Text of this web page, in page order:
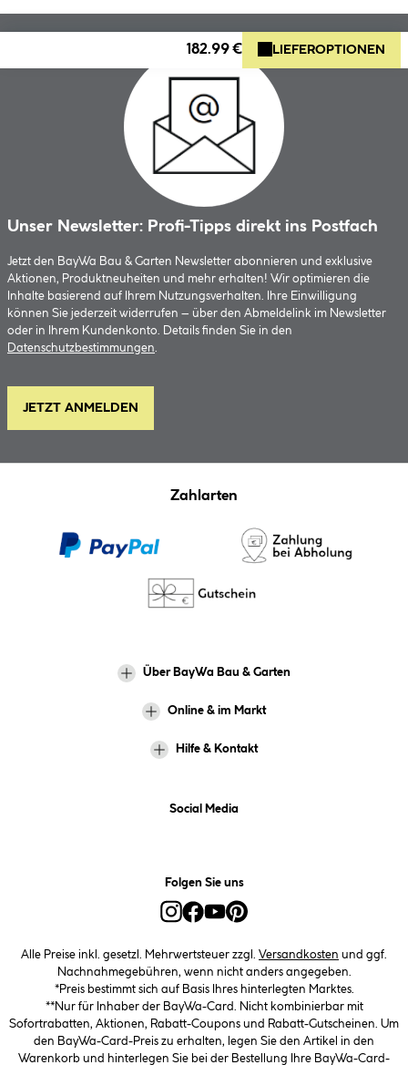
182.99 € LIEFEROPTIONEN
Unser Newsletter: Profi-Tipps direkt ins Postfach
Jetzt den BayWa Bau & Garten Newsletter abonnieren und exklusive
Aktionen, Produktneuheiten und mehr erhalten! Wir optimieren die
Inhalte basierend auf Ihrem Nutzungsverhalten. Ihre Einwilligung
können Sie jederzeit widerrufen – über den Abmeldelink im Newsletter
oder in Ihrem Kundenkonto. Details finden Sie in den
Datenschutzbestimmungen.
JETZT ANMELDEN
Zahlarten
Über BayWa Bau & Garten
Online & im Markt
Hilfe & Kontakt
Social Media
Folgen Sie uns
Alle Preise inkl. gesetzl. Mehrwertsteuer zzgl. Versandkosten und ggf.
Nachnahmegebühren, wenn nicht anders angegeben.
*Preis bestimmt sich auf Basis Ihres hinterlegten Marktes.
**Nur für Inhaber der BayWa-Card. Nicht kombinierbar mit
Sofortrabatten, Aktionen, Rabatt-Coupons und Rabatt-Gutscheinen. Um
den BayWa-Card-Preis zu erhalten, legen Sie den Artikel in den
Warenkorb und hinterlegen Sie bei der Bestellung Ihre BayWa-Card-